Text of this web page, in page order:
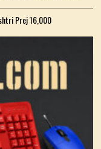
Prej 16,000